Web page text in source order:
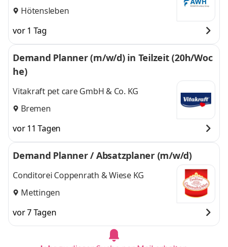
Hötensleben
vor 1 Tag
Demand Planner (m/w/d) in Teilzeit (20h/Woc
he)
Vitakraft pet care GmbH & Co. KG
Bremen
vor 11 Tagen
Demand Planner / Absatzplaner (m/w/d)
Conditorei Coppenrath & Wiese KG
Mettingen
vor 7 Tagen